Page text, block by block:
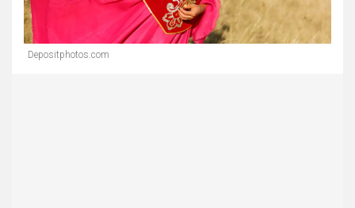
Depositphotos.com